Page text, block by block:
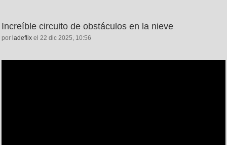
Increíble circuito de obstáculos en la nieve
por ladeflix el 22 dic 2025, 10:56